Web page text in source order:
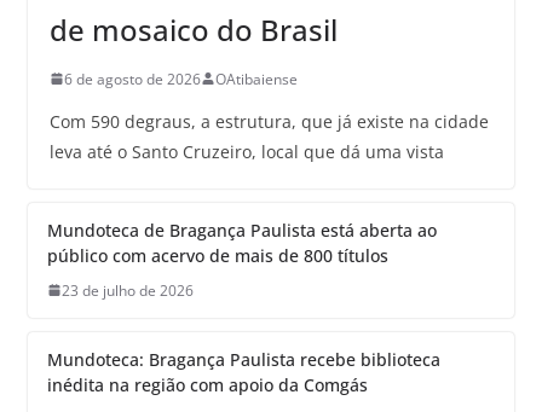
de mosaico do Brasil
6 de agosto de 2026 OAtibaiense
Com 590 degraus, a estrutura, que já existe na cidade
leva até o Santo Cruzeiro, local que dá uma vista
Mundoteca de Bragança Paulista está aberta ao
público com acervo de mais de 800 títulos
23 de julho de 2026
Mundoteca: Bragança Paulista recebe biblioteca
inédita na região com apoio da Comgás